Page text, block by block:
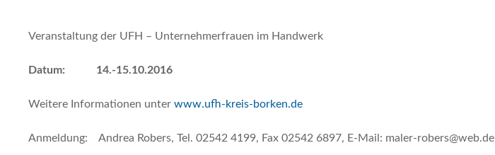
Veranstaltung der UFH – Unternehmerfrauen im Handwerk
Datum: 14.-15.10.2016
Weitere Informationen unter www.ufh-kreis-borken.de
Anmeldung: Andrea Robers, Tel. 02542 4199, Fax 02542 6897, E-Mail: maler-robers@web.de